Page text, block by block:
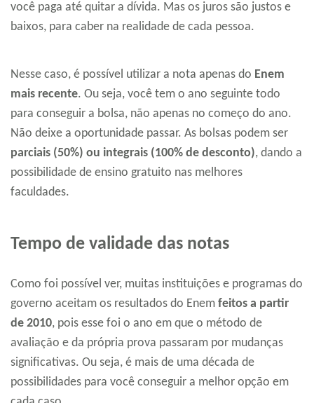
você paga até quitar a dívida. Mas os juros são justos e
baixos, para caber na realidade de cada pessoa.
Nesse caso, é possível utilizar a nota apenas do Enem
mais recente. Ou seja, você tem o ano seguinte todo
para conseguir a bolsa, não apenas no começo do ano.
Não deixe a oportunidade passar. As bolsas podem ser
parciais (50%) ou integrais (100% de desconto), dando a
possibilidade de ensino gratuito nas melhores
faculdades.
Tempo de validade das notas
Como foi possível ver, muitas instituições e programas do
governo aceitam os resultados do Enem feitos a partir
de 2010, pois esse foi o ano em que o método de
avaliação e da própria prova passaram por mudanças
significativas. Ou seja, é mais de uma década de
possibilidades para você conseguir a melhor opção em